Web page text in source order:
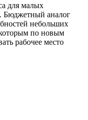
для малых
Бюджетный аналог
небольших
по новым
рабочее место